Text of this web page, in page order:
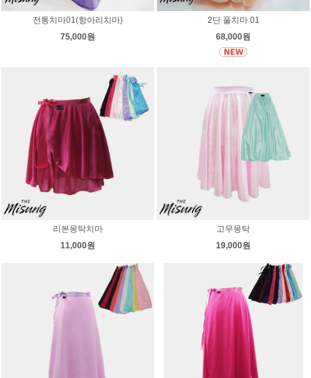
전통치마01(항아리치마)
75,000원
2단 풀치마 01
68,000원
리본몽탁치마
11,000원
고무몽탁
19,000원